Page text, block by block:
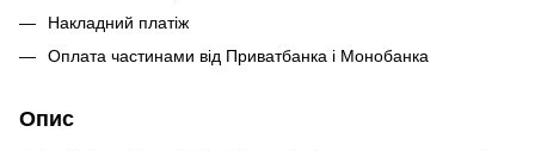
Накладний платіж
Оплата частинами від Приватбанка і Монобанка
Опис